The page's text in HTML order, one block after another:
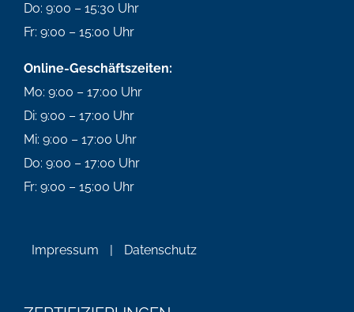
Do: 9:00 – 15:30 Uhr
Fr: 9:00 – 15:00 Uhr
Online-Geschäftszeiten:
Mo: 9:00 – 17:00 Uhr
Di: 9:00 – 17:00 Uhr
Mi: 9:00 – 17:00 Uhr
Do: 9:00 – 17:00 Uhr
Fr: 9:00 – 15:00 Uhr
Impressum | Datenschutz